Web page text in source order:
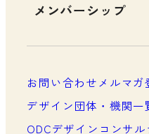
メンバーシップ
メンバーシ
お問い合わせメルマガ
デザイン団体・機関一
ODCデザインコンサ